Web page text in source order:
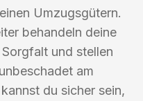
Umzugsgütern.
behandeln deine
und stellen
am
du sicher sein,